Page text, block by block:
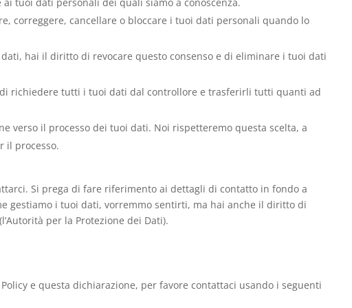
correggere, cancellare o bloccare i tuoi dati personali quando lo
hai il diritto di revocare questo consenso e di eliminare i tuoi dati
richiedere tutti i tuoi dati dal controllore e trasferirli tutti quanti ad
verso il processo dei tuoi dati. Noi rispetteremo questa scelta, a
il processo.
Si prega di fare riferimento ai dettagli di contatto in fondo a
gestiamo i tuoi dati, vorremmo sentirti, ma hai anche il diritto di
per la Protezione dei Dati).
e questa dichiarazione, per favore contattaci usando i seguenti